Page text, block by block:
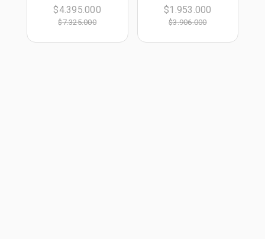
Kilates, con
zafiros de 0.20
Ct y diamantes
$4.395.000
$7.325.000
Kilates, con
zafiros de 0.21
Ct y diamantes
$1.953.000
$3.906.000